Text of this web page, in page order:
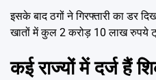
इसके बाद ठगों ने गिरफ्तारी का डर
खातों में कुल 2 करोड़ 10 लाख रुपये
कई राज्यों में दर्ज हैं